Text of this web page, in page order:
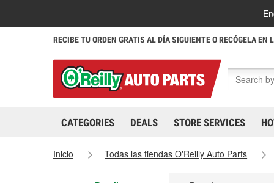
RECIBE TU ORDEN GRATIS AL DÍA SIGUIENTE O RECÓGELA EN
CATEGORIES DEALS STORE SERVICES
Inicio Todas las tiendas O'Reilly Auto Parts